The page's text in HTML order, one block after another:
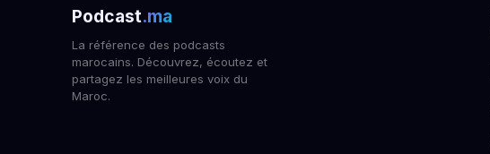
Podcast.ma
La référence des podcasts
marocains. Découvrez, écoutez et
partagez les meilleures voix du
Maroc.